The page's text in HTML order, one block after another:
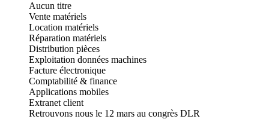
Aucun titre
Vente matériels
Location matériels
Réparation matériels
Distribution pièces
Exploitation données machines
Facture électronique
Comptabilité & finance
Applications mobiles
Extranet client
Retrouvons nous le 12 mars au congrès DLR